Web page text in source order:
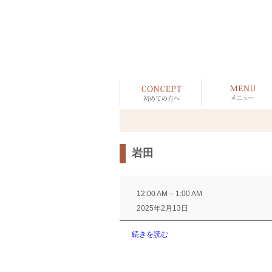
岩田
12:00 AM – 1:00 AM
2025年2月13日
続きを読む